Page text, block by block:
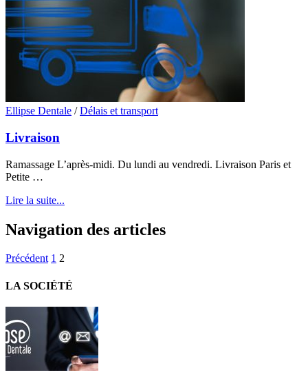
Ellipse Dentale /Délais et transport
Livraison
Ramassage L’après-midi. Du lundi au vendredi. Livraison Paris et
Petite …
Lire la suite...
Navigation des articles
Précédent 1 2
LA SOCIÉTÉ